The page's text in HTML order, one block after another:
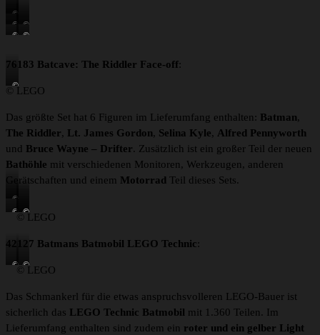
©
L
O
©
L
G
©
L
G
©
E
O
©
E
O
76183 Batcave: The Riddler Face-off:
©
O
© LEGO
Das größte Set hat 6 Figuren im Lieferumfang enthalten: Batman,
The Riddler, Lt. James Gordon, Selina Kyle, Alfred Pennyworth
und Bruce Wayne – Drifter. Zusätzlich ist ein großer Teil der neuen
Bathöhle mit verschiedenen Monitoren, Werkzeugen, anderen
Gerätschaften und einem Motorrad Teil dieses Sets.
©
L
G
©
E
O
©
E
O
©
E
O
© LEGO
42127 Batmans Batmobil LEGO Technic:
©
O
©
O
© LEGO
Das Schmankerl für die etwas anspruchsvolleren LEGO-Bauer ist
sicherlich das LEGO Technic Batmobil mit 1.360 Teilen. Im
Lieferumfang enthalten sind zudem ein roter und ein gelber Light